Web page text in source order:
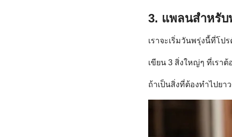
3. แพลนสำหรับ
เราจะเริ่มวันพรุ่งนี้ที่โ
เขียน 3 สิ่งใหญ่ๆ ที่เรา
ถ้าเป็นสิ่งที่ต้องทำไปยา